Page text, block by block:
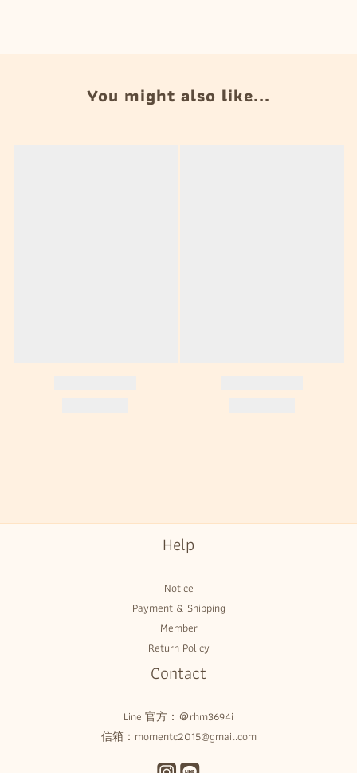
You might also like...
Help
Notice
Payment & Shipping
Member
Return Policy
Contact
Line 官方： ＠rhm3694i
信箱：momentc2015@gmail.com